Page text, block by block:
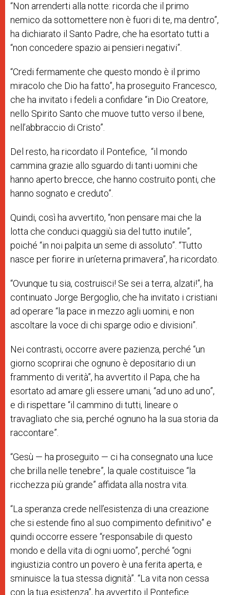
“Non arrenderti alla notte: ricorda che il primo
nemico da sottomettere non è fuori di te, ma dentro”,
ha dichiarato il Santo Padre, che ha esortato tutti a
“non concedere spazio ai pensieri negativi”.
“Credi fermamente che questo mondo è il primo
miracolo che Dio ha fatto”, ha proseguito Francesco,
che ha invitato i fedeli a confidare “in Dio Creatore,
nello Spirito Santo che muove tutto verso il bene,
nell’abbraccio di Cristo”.
Del resto, ha ricordato il Pontefice, “il mondo
cammina grazie allo sguardo di tanti uomini che
hanno aperto brecce, che hanno costruito ponti, che
hanno sognato e creduto”.
Quindi, così ha avvertito, “non pensare mai che la
lotta che conduci quaggiù sia del tutto inutile”,
poiché “in noi palpita un seme di assoluto”. “Tutto
nasce per fiorire in un’eterna primavera”, ha ricordato.
“Ovunque tu sia, costruisci! Se sei a terra, alzati!”, ha
continuato Jorge Bergoglio, che ha invitato i cristiani
ad operare “la pace in mezzo agli uomini, e non
ascoltare la voce di chi sparge odio e divisioni”.
Nei contrasti, occorre avere pazienza, perché “un
giorno scoprirai che ognuno è depositario di un
frammento di verità”, ha avvertito il Papa, che ha
esortato ad amare gli essere umani, “ad uno ad uno”,
e di rispettare “il cammino di tutti, lineare o
travagliato che sia, perché ognuno ha la sua storia da
raccontare”.
“Gesù — ha proseguito — ci ha consegnato una luce
che brilla nelle tenebre”, la quale costituisce “la
ricchezza più grande” affidata alla nostra vita.
“La speranza crede nell’esistenza di una creazione
che si estende fino al suo compimento definitivo” e
quindi occorre essere “responsabile di questo
mondo e della vita di ogni uomo”, perché “ogni
ingiustizia contro un povero è una ferita aperta, e
sminuisce la tua stessa dignità”. “La vita non cessa
con la tua esistenza”, ha avvertito il Pontefice.